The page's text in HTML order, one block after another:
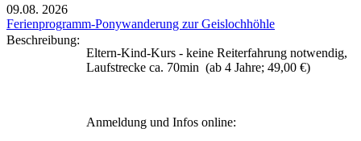
09.08. 2026
Ferienprogramm-Ponywanderung zur Geislochhöhle
Beschreibung:
Eltern-Kind-Kurs - keine Reiterfahrung notwendig,
Laufstrecke ca. 70min (ab 4 Jahre; 49,00 €)
Anmeldung und Infos online: